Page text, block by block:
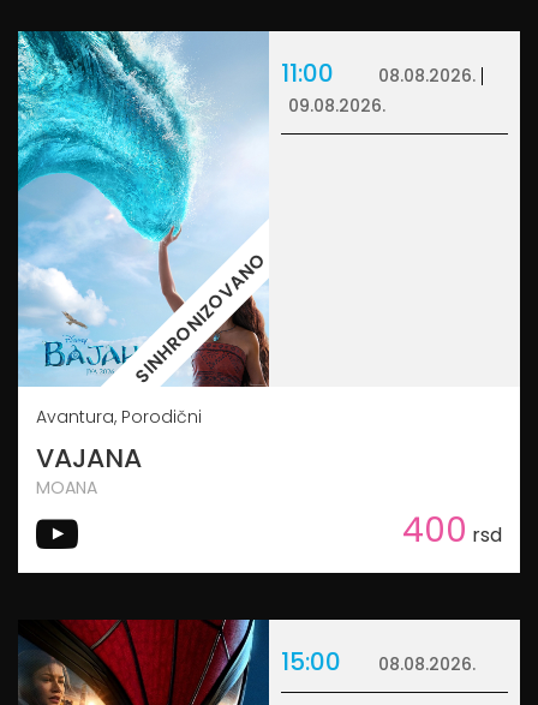
11:00
08.08.2026.
09.08.2026.
SINHRONIZOVANO
Avantura, Porodični
VAJANA
MOANA
400 rsd
15:00 08.08.2026.